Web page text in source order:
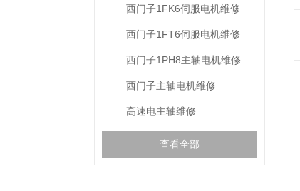
西门子1FK6伺服电机维修
西门子1FT6伺服电机维修
西门子1PH8主轴电机维修
西门子主轴电机维修
高速电主轴维修
查看全部